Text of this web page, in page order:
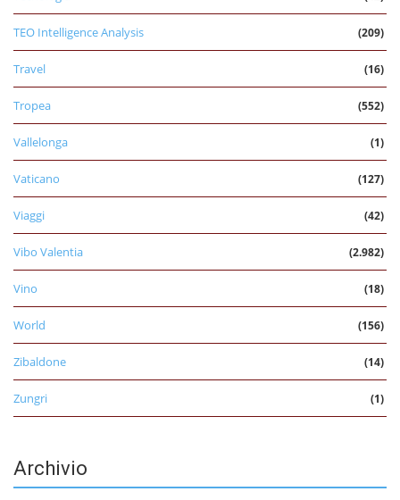
TEO Intelligence Analysis (209)
Travel (16)
Tropea (552)
Vallelonga (1)
Vaticano (127)
Viaggi (42)
Vibo Valentia (2.982)
Vino (18)
World (156)
Zibaldone (14)
Zungri (1)
Archivio